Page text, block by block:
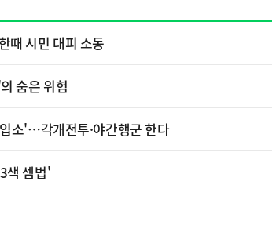
때 시민 대피 소동
숨은 위험
소'…각개전투·야간행군 한다
색 셈법'